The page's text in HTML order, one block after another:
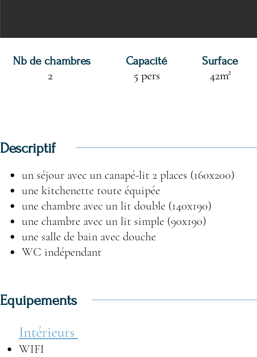
Nb de chambres
2
Capacité
5 pers
Surface
42m²
Descriptif
un séjour avec un canapé-lit 2 places (160x200)
une kitchenette toute équipée
une chambre avec un lit double (140x190)
une chambre avec un lit simple (90x190)
une salle de bain avec douche
WC indépendant
Equipements
Intérieurs
WIFI